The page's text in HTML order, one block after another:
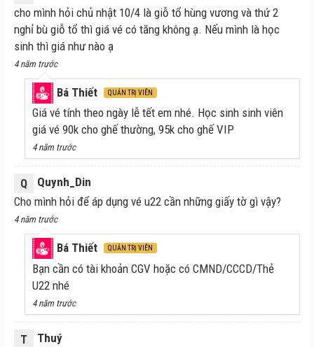
cho mình hỏi chủ nhật 10/4 là giỗ tổ hùng vương và thứ 2
nghỉ bù giỗ tổ thì giá vé có tăng không ạ. Nếu mình là học
sinh thì giá như nào ạ
4 năm trước
Bá Thiết QUẢN TRỊ VIÊN
Giá vé tính theo ngày lễ tết em nhé. Học sinh sinh viên
giá vé 90k cho ghế thường, 95k cho ghế VIP
4 năm trước
Q
Quynh_Din
Cho mình hỏi để áp dụng vé u22 cần những giấy tờ gì vậy?
4 năm trước
Bá Thiết QUẢN TRỊ VIÊN
Bạn cần có tài khoản CGV hoặc có CMND/CCCD/Thẻ
U22 nhé
4 năm trước
T
Thuý